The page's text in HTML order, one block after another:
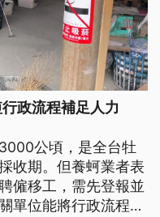
政流程補足人力
公頃，是全台牡
收期。但養蚵業者表
僱移工，需先登報並
單位能將行政流程縮